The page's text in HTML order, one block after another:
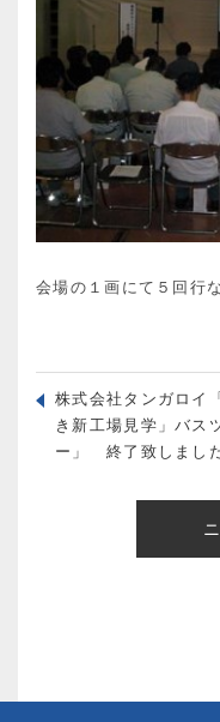
会場の１画にて５回行
株式会社タンガロイ
き新工場見学」バス
ー」 終了致しました